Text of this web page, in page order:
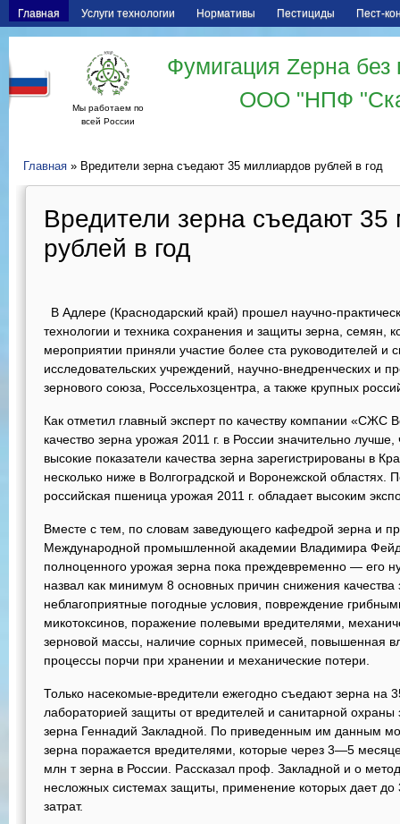
Главная Услуги технологии Нормативы Пестициды Пест-
Мы работаем по
всей России
Фумигация Zерна
ООО "НПФ
Главная » Вредители зерна съедают 35 миллиардов рублей в год
Вредители зерна съедают 35
рублей в год
В Адлере (Краснодарский край) прошел научно-
технологии и техника сохранения и защиты зерна, семян,
мероприятии приняли участие более ста руководителей и
исследовательских учреждений, научно-внедренческих и
зернового союза, Россельхозцентра, а также крупных
Как отметил главный эксперт по качеству компании «СЖС
качество зерна урожая 2011 г. в России значительно
высокие показатели качества зерна зарегистрированы в
несколько ниже в Волгоградской и Воронежской областях.
российская пшеница урожая 2011 г. обладает высоким
Вместе с тем, по словам заведующего кафедрой зерна и
Международной промышленной академии Владимира
полноценного урожая зерна пока преждевременно — его
назвал как минимум 8 основных причин снижения качества
неблагоприятные погодные условия, повреждение
микотоксинов, поражение полевыми вредителями,
зерновой массы, наличие сорных примесей, повышенная
процессы порчи при хранении и механические потери.
Только насекомые-вредители ежегодно съедают зерна на
лабораторией защиты от вредителей и санитарной
зерна Геннадий Закладной. По приведенным им данным
зерна поражается вредителями, которые через 3—5
млн т зерна в России. Рассказал проф. Закладной и о
несложных системах защиты, применение которых дает
затрат.